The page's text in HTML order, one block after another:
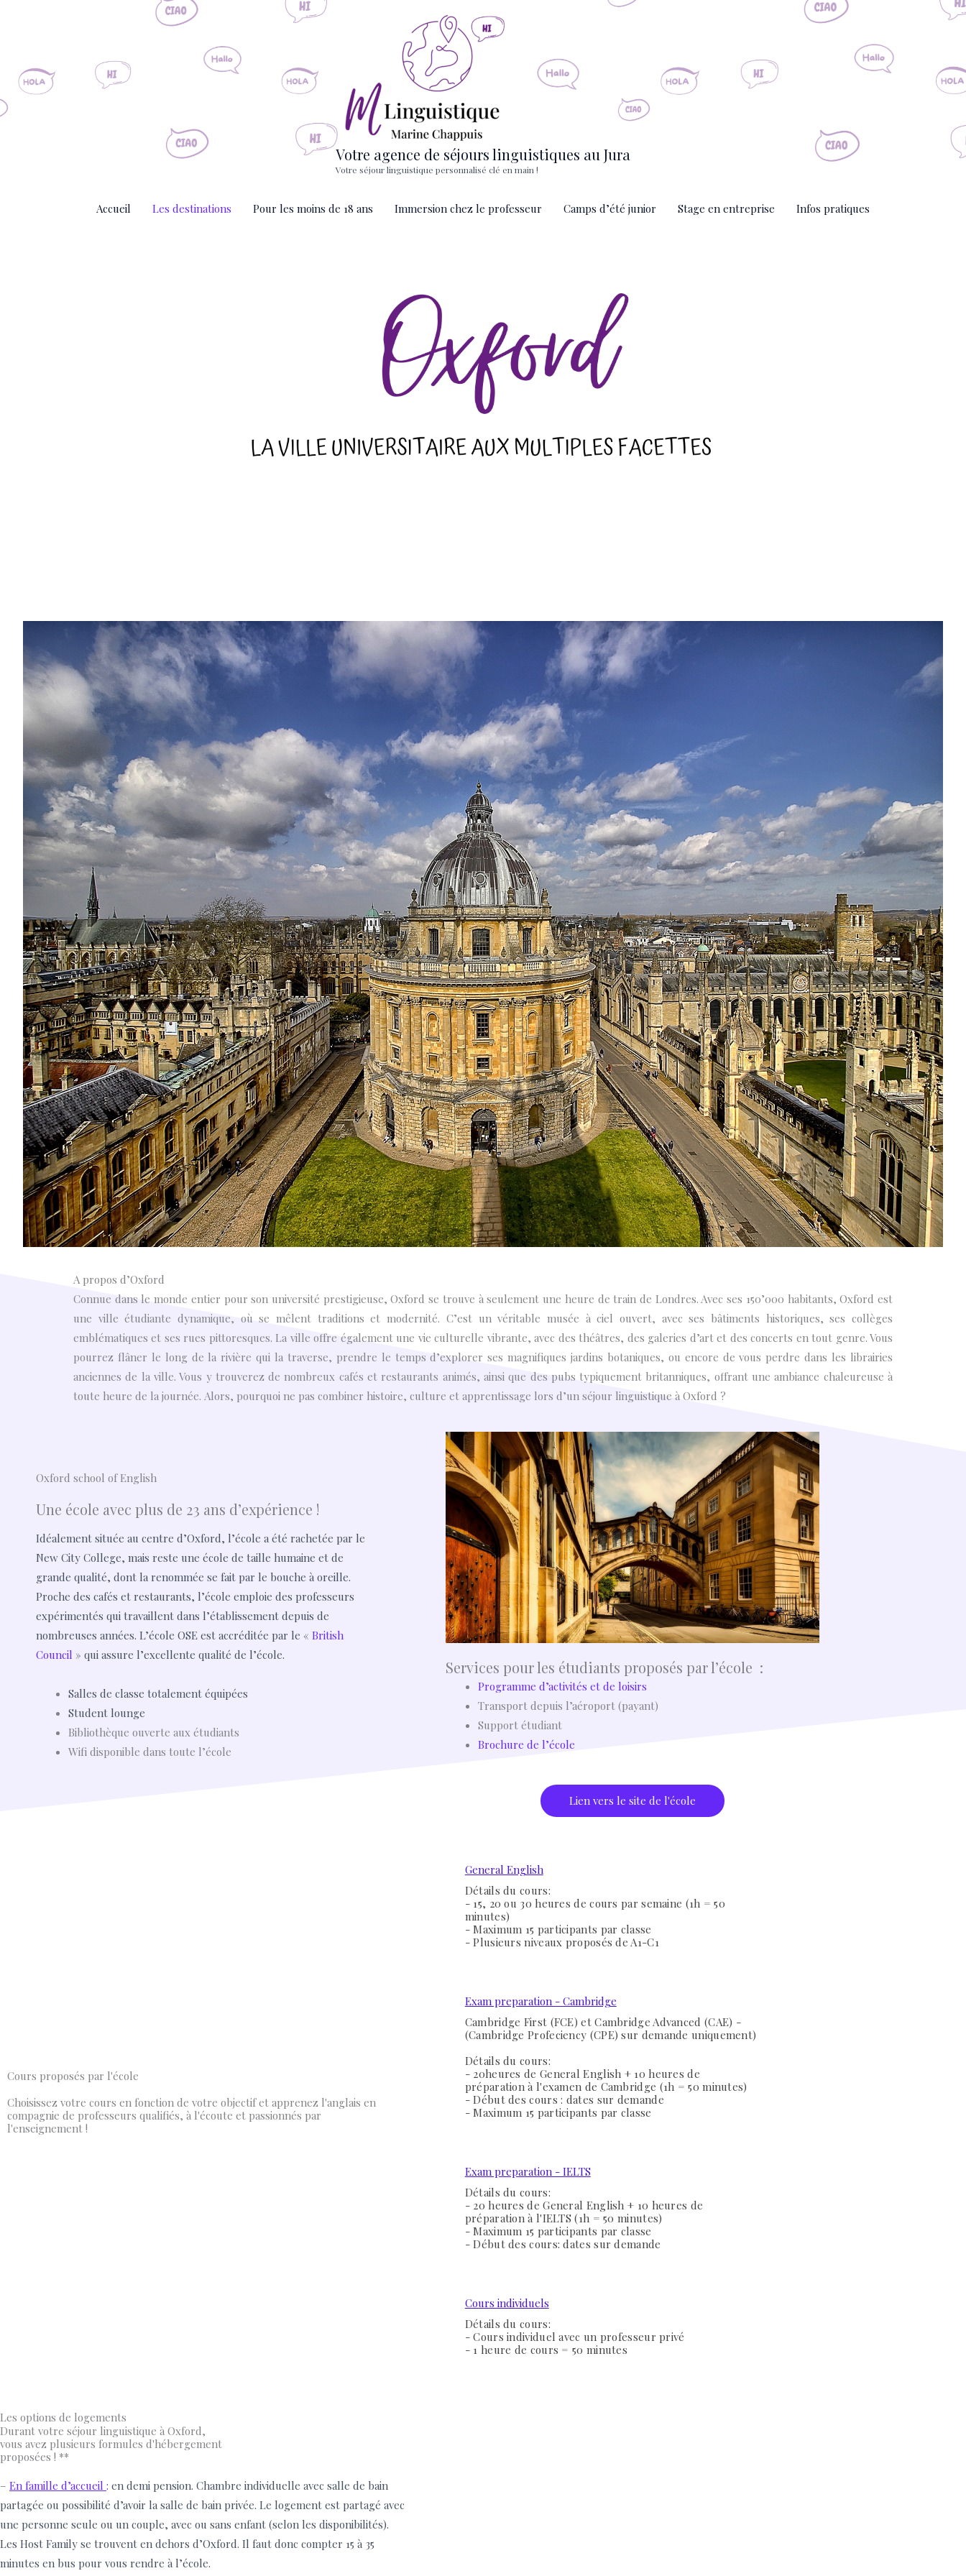
Votre agence de séjours linguistiques au Jura
Votre séjour linguistique personnalisé clé en main !
Accueil Les destinations Pour les moins de 18 ans Immersion chez le professeur Camps d’été junior Stage en entreprise Infos pratiques
A propos d’Oxford
Connue dans le monde entier pour son université prestigieuse, Oxford se trouve à seulement une heure de train de Londres. Avec ses 150’000 habitants, Oxford est
une ville étudiante dynamique, où se mêlent traditions et modernité. C’est un véritable musée à ciel ouvert, avec ses bâtiments historiques, ses collèges
emblématiques et ses rues pittoresques. La ville offre également une vie culturelle vibrante, avec des théâtres, des galeries d’art et des concerts en tout genre. Vous
pourrez flâner le long de la rivière qui la traverse, prendre le temps d’explorer ses magnifiques jardins botaniques, ou encore de vous perdre dans les librairies
anciennes de la ville. Vous y trouverez de nombreux cafés et restaurants animés, ainsi que des pubs typiquement britanniques, offrant une ambiance chaleureuse à
toute heure de la journée. Alors, pourquoi ne pas combiner histoire, culture et apprentissage lors d’un séjour linguistique à Oxford ?
Oxford school of English
Une école avec plus de 23 ans d’expérience !
Idéalement située au centre d’Oxford, l’école a été rachetée par le
New City College, mais reste une école de taille humaine et de
grande qualité, dont la renommée se fait par le bouche à oreille.
Proche des cafés et restaurants, l’école emploie des professeurs
expérimentés qui travaillent dans l’établissement depuis de
nombreuses années. L’école OSE est accréditée par le « British
Council » qui assure l’excellente qualité de l’école.
Salles de classe totalement équipées
Student lounge
Bibliothèque ouverte aux étudiants
Wifi disponible dans toute l’école
Services pour les étudiants proposés par l’école :
Programme d’activités et de loisirs
Transport depuis l’aéroport (payant)
Support étudiant
Brochure de l’école
Lien vers le site de l'école
Cours proposés par l'école
Choisissez votre cours en fonction de votre objectif et apprenez l'anglais en
compagnie de professeurs qualifiés, à l'écoute et passionnés par
l'enseignement !
General English
Détails du cours:
- 15, 20 ou 30 heures de cours par semaine (1h = 50
minutes)
- Maximum 15 participants par classe
- Plusieurs niveaux proposés de A1-C1
Exam preparation - Cambridge
Cambridge First (FCE) et Cambridge Advanced (CAE) -
(Cambridge Profeciency (CPE) sur demande uniquement)
Détails du cours:
- 20heures de General English + 10 heures de
préparation à l'examen de Cambridge (1h = 50 minutes)
- Début des cours : dates sur demande
- Maximum 15 participants par classe
Exam preparation - IELTS
Détails du cours:
- 20 heures de General English + 10 heures de
préparation à l'IELTS(1h = 50 minutes)
- Maximum 15 participants par classe
- Début des cours: dates sur demande
Cours individuels
Détails du cours:
- Cours individuel avec un professeur privé
- 1 heure de cours = 50 minutes
Les options de logements
Durant votre séjour linguistique à Oxford,
vous avez plusieurs formules d'hébergement
proposées ! **
– En famille d’accueil : en demi pension. Chambre individuelle avec salle de bain
partagée ou possibilité d’avoir la salle de bain privée. Le logement est partagé avec
une personne seule ou un couple, avec ou sans enfant (selon les disponibilités).
Les Host Family se trouvent en dehors d’Oxford. Il faut donc compter 15 à 35
minutes en bus pour vous rendre à l’école.